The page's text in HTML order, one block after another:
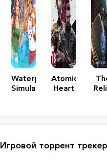
Waterpark
Simulator
Atomic
Heart
Игровой торрент трекер